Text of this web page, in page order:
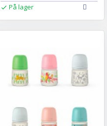
På lager